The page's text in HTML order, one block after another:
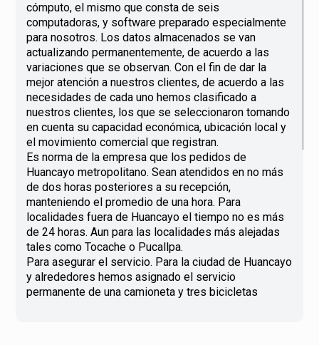
cómputo, el mismo que consta de seis
computadoras, y software preparado especialmente
para nosotros. Los datos almacenados se van
actualizando permanentemente, de acuerdo a las
variaciones que se observan. Con el fin de dar la
mejor atención a nuestros clientes, de acuerdo a las
necesidades de cada uno hemos clasificado a
nuestros clientes, los que se seleccionaron tomando
en cuenta su capacidad económica, ubicación local y
el movimiento comercial que registran.
Es norma de la empresa que los pedidos de
Huancayo metropolitano. Sean atendidos en no más
de dos horas posteriores a su recepción,
manteniendo el promedio de una hora. Para
localidades fuera de Huancayo el tiempo no es más
de 24 horas. Aun para las localidades más alejadas
tales como Tocache o Pucallpa.
Para asegurar el servicio. Para la ciudad de Huancayo
y alrededores hemos asignado el servicio
permanente de una camioneta y tres bicicletas